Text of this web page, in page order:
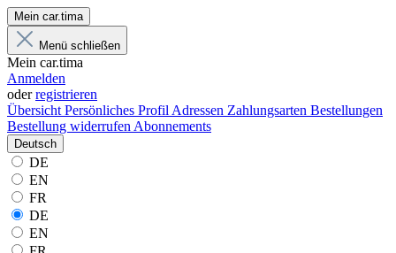
Mein car.tima
Menü schließen
Mein car.tima
Anmelden
oderregistrieren
Übersicht Persönliches Profil Adressen Zahlungsarten Bestellungen
Bestellung widerrufen Abonnements
Deutsch
DE
EN
FR
DE
EN